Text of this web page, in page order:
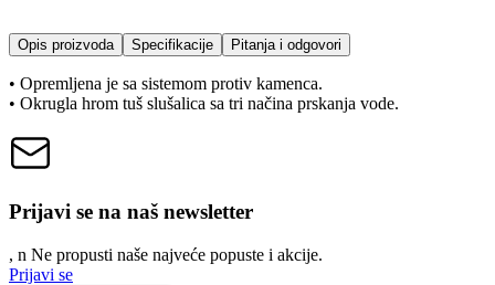
Opis proizvoda Specifikacije Pitanja i odgovori
• Opremljena je sa sistemom protiv kamenca.
• Okrugla hrom tuš slušalica sa tri načina prskanja vode.
Prijavi se na naš newsletter
, n Ne propusti naše najveće popuste i akcije.
Prijavi se